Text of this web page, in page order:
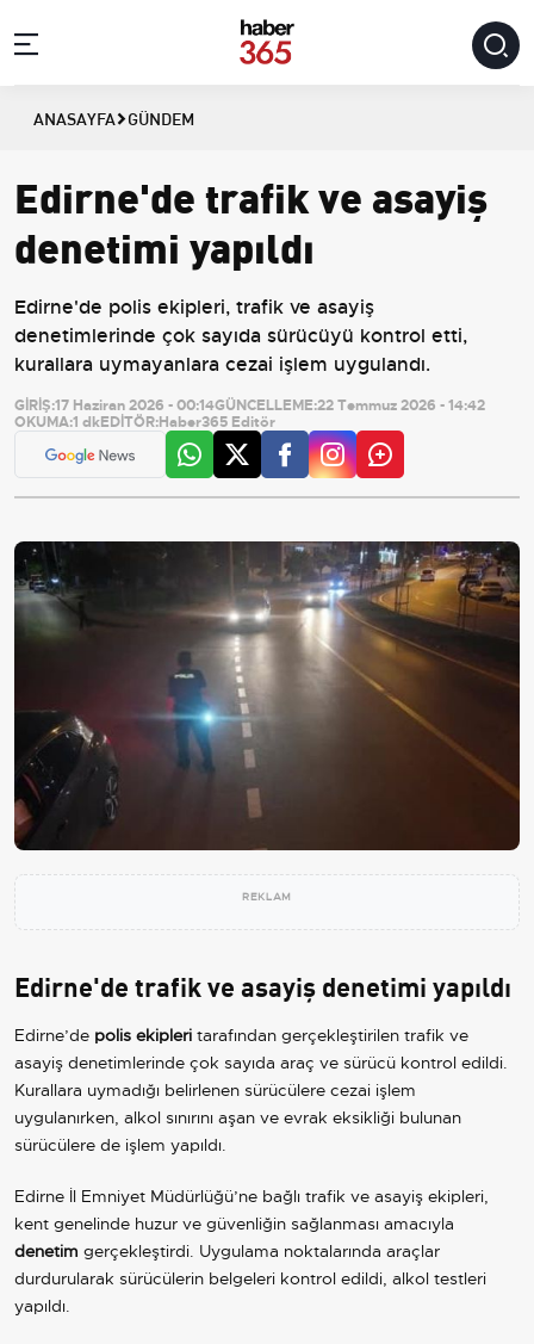
ANASAYFA GÜNDEM
Edirne'de trafik ve asayiş
denetimi yapıldı
Edirne'de polis ekipleri, trafik ve asayiş
denetimlerinde çok sayıda sürücüyü kontrol etti,
kurallara uymayanlara cezai işlem uygulandı.
GİRİŞ:17 Haziran 2026 - 00:14GÜNCELLEME:22 Temmuz 2026 - 14:42
OKUMA:1 dkEDİTÖR:Haber365 Editör
REKLAM
Edirne'de trafik ve asayiş denetimi yapıldı
Edirne’de polis ekipleri tarafından gerçekleştirilen trafik ve
asayiş denetimlerinde çok sayıda araç ve sürücü kontrol edildi.
Kurallara uymadığı belirlenen sürücülere cezai işlem
uygulanırken, alkol sınırını aşan ve evrak eksikliği bulunan
sürücülere de işlem yapıldı.
Edirne İl Emniyet Müdürlüğü’ne bağlı trafik ve asayiş ekipleri,
kent genelinde huzur ve güvenliğin sağlanması amacıyla
denetim gerçekleştirdi. Uygulama noktalarında araçlar
durdurularak sürücülerin belgeleri kontrol edildi, alkol testleri
yapıldı.